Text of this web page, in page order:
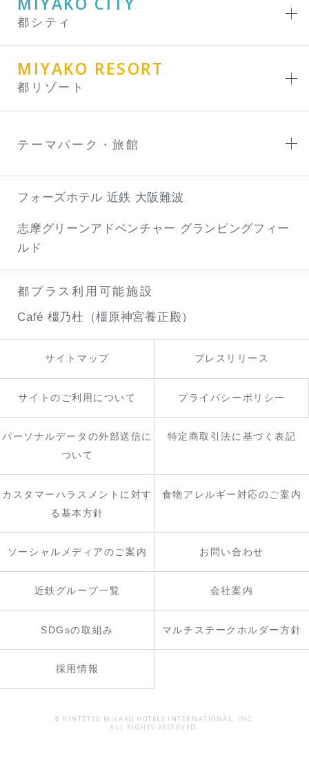
都シティ
MIYAKO RESORT
都リゾート
テーマパーク・旅館
フォーズホテル 近鉄 大阪難波
志摩グリーンアドベンチャー グランピングフィー
ルド
都プラス利用可能施設
Café 橿乃杜（橿原神宮養正殿）
サイトマップ プレスリリース
サイトのご利用について プライバシーポリシー
パーソナルデータの外部送信に
ついて
特定商取引法に基づく表記
カスタマーハラスメントに対す
る基本方針
食物アレルギー対応のご案内
ソーシャルメディアのご案内 お問い合わせ
近鉄グループ一覧 会社案内
SDGsの取組み マルチステークホルダー方針
採用情報
© KINTETSU MIYAKO HOTELS INTERNATIONAL, INC.
ALL RIGHTS RESERVED.